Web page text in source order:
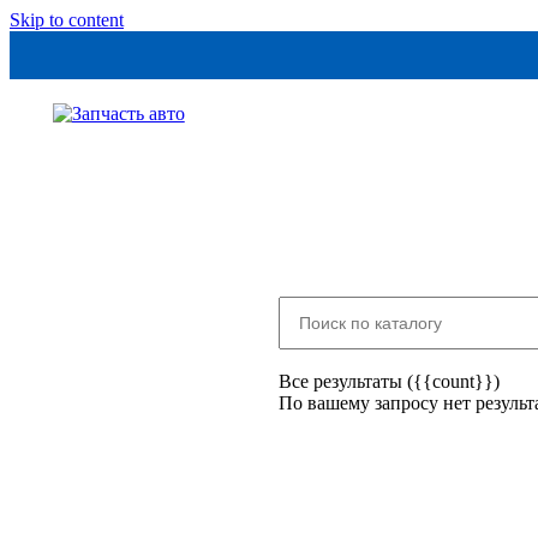
Skip to content
Все результаты ({{count}})
По вашему запросу нет